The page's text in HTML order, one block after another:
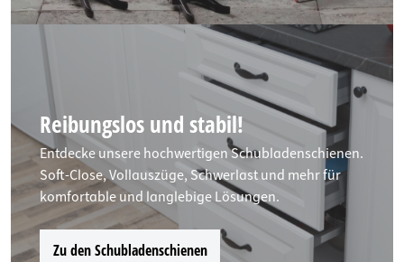
Reibungslos und stabil!
Entdecke unsere hochwertigen Schubladenschienen.
Soft-Close, Vollauszüge, Schwerlast und mehr für
komfortable und langlebige Lösungen.
Zu den Schubladenschienen